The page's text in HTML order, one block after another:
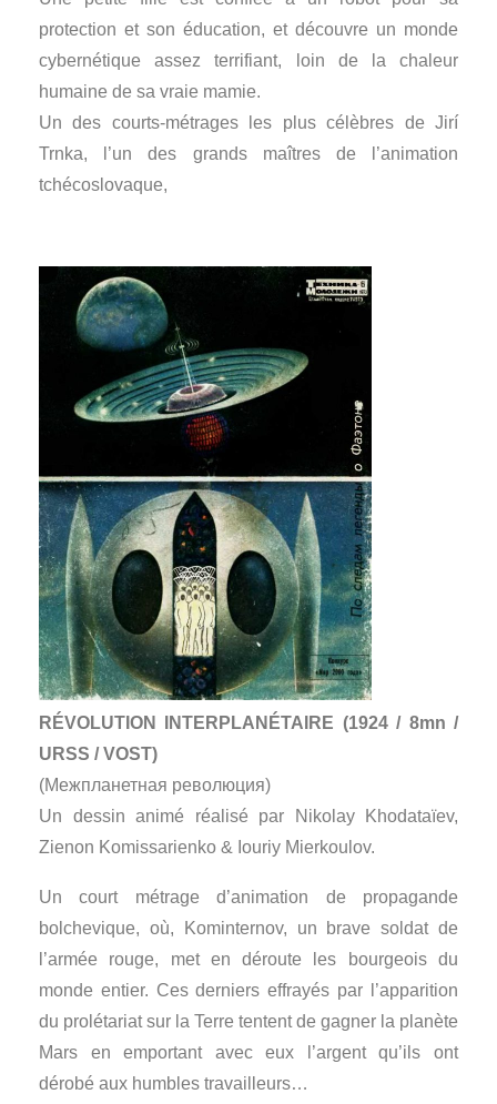
protection et son éducation, et découvre un monde
cybernétique assez terrifiant, loin de la chaleur
humaine de sa vraie mamie.
Un des courts-métrages les plus célèbres de Jirí
Trnka, l’un des grands maîtres de l’animation
tchécoslovaque,
RÉVOLUTION INTERPLANÉTAIRE (1924 / 8mn /
URSS / VOST)
(Межпланетная революция)
Un dessin animé réalisé par Nikolay Khodataïev,
Zienon Komissarienko & Iouriy Mierkoulov.
Un court métrage d’animation de propagande
bolchevique, où, Kominternov, un brave soldat de
l’armée rouge, met en déroute les bourgeois du
monde entier. Ces derniers effrayés par l’apparition
du prolétariat sur la Terre tentent de gagner la planète
Mars en emportant avec eux l’argent qu’ils ont
dérobé aux humbles travailleurs…